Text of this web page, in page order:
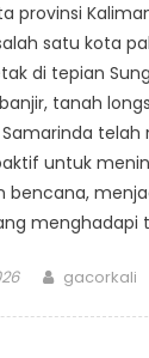
provinsi
satu kota
di tepian
tanah
untuk
bencana,
menghadapi
Author
gacorkali